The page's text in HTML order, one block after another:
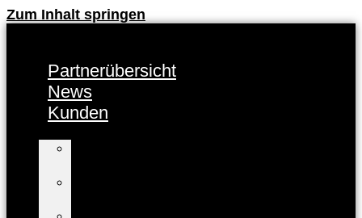
Zum Inhalt springen
Partnerübersicht
News
Kunden